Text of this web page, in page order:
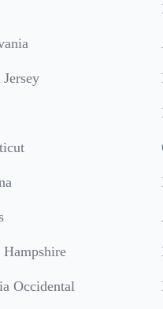
Hampshire
Occidental